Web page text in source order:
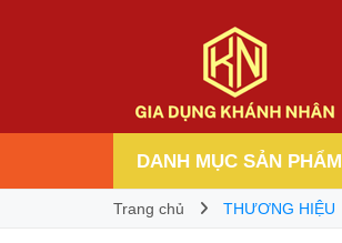
DANH MỤC SẢN PHẨM
Trang chủ THƯƠNG HIỆU